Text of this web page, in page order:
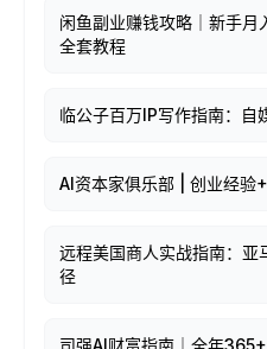
闲鱼副业赚钱攻略｜新手
全套教程
临公子百万IP写作指南：自
AI资本家俱乐部 | 创业经验
远程美国商人实战指南：亚
径
司强AI财富指南｜全年